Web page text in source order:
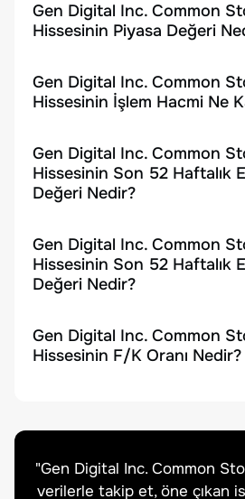
Gen Digital Inc. Common
Hissesinin Piyasa Değeri
Gen Digital Inc. Common
Hissesinin İşlem Hacmi Ne
Gen Digital Inc. Common
Hissesinin Son 52 Haftalık
Değeri Nedir?
Gen Digital Inc. Common
Hissesinin Son 52 Haftalık
Değeri Nedir?
Gen Digital Inc. Common
Hissesinin F/K Oranı Nedir?
"Gen Digital Inc. Common
verilerle takip et, öne çıkan